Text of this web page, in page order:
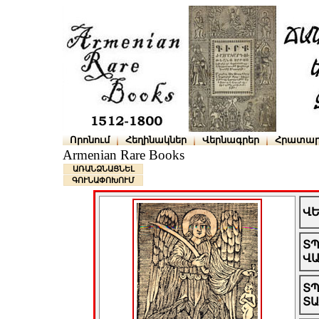
Որոնում Հեղինակներ Վերնագրեր
Armenian Rare Books
ԱՌԱՆՁՆԱՑՆԵԼ
ԳՈՒՆԱՓՈԽՈՒՄ